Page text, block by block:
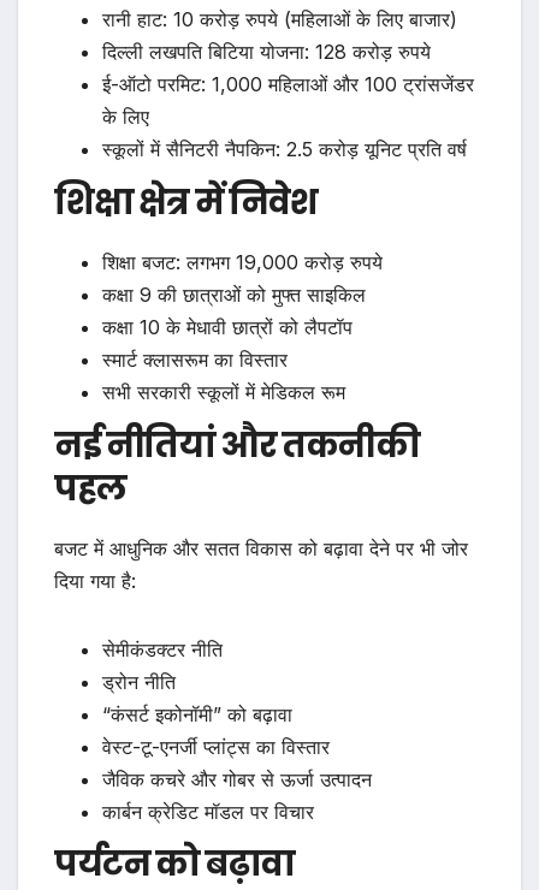
रानी हाट: 10 करोड़ रुपये (महिलाओं के लिए बाजार)
दिल्ली लखपति बिटिया योजना: 128 करोड़ रुपये
ई-ऑटो परमिट: 1,000 महिलाओं और 100 ट्रांसजेंडर
के लिए
स्कूलों में सैनिटरी नैपकिन: 2.5 करोड़ यूनिट प्रति वर्ष
शिक्षा क्षेत्र में निवेश
शिक्षा बजट: लगभग 19,000 करोड़ रुपये
कक्षा 9 की छात्राओं को मुफ्त साइकिल
कक्षा 10 के मेधावी छात्रों को लैपटॉप
स्मार्ट क्लासरूम का विस्तार
सभी सरकारी स्कूलों में मेडिकल रूम
नई नीतियां और तकनीकी
पहल
बजट में आधुनिक और सतत विकास को बढ़ावा देने पर भी जोर
दिया गया है:
सेमीकंडक्टर नीति
ड्रोन नीति
“कंसर्ट इकोनॉमी” को बढ़ावा
वेस्ट-टू-एनर्जी प्लांट्स का विस्तार
जैविक कचरे और गोबर से ऊर्जा उत्पादन
कार्बन क्रेडिट मॉडल पर विचार
पर्यटन को बढ़ावा